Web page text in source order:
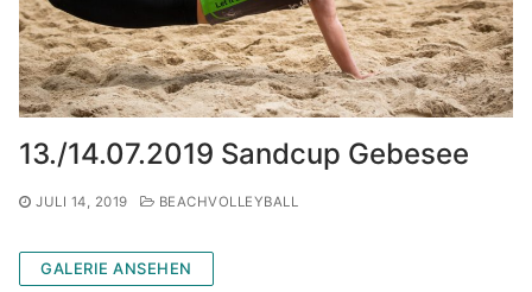
13./14.07.2019 Sandcup Gebesee
JULI 14, 2019 BEACHVOLLEYBALL
GALERIE ANSEHEN